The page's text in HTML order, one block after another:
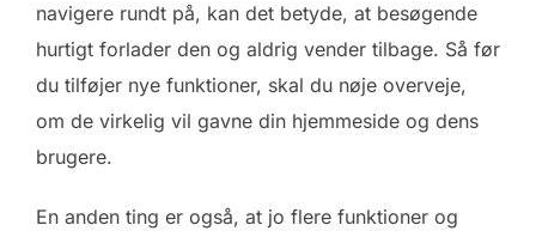
navigere rundt på, kan det betyde, at besøgende
hurtigt forlader den og aldrig vender tilbage. Så før
du tilføjer nye funktioner, skal du nøje overveje,
om de virkelig vil gavne din hjemmeside og dens
brugere.
En anden ting er også, at jo flere funktioner og